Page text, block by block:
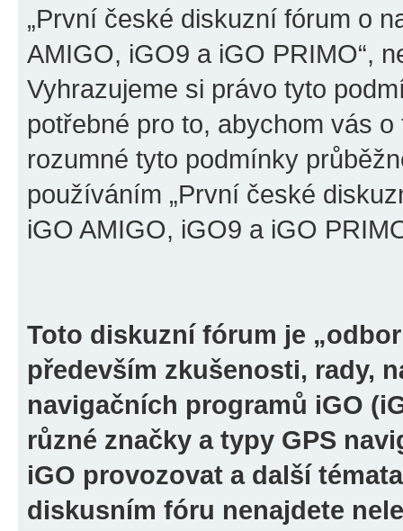
„První české diskuzní fórum o
AMIGO, iGO9 a iGO PRIMO“,
Vyhrazujeme si právo tyto
potřebné pro to, abychom vás
rozumné tyto podmínky
používáním „První české
iGO AMIGO, iGO9 a iGO
Toto diskuzní fórum je
především zkušenosti, rady,
navigačních programů iGO
různé značky a typy GPS
iGO provozovat a další
diskusním fóru nenajdete